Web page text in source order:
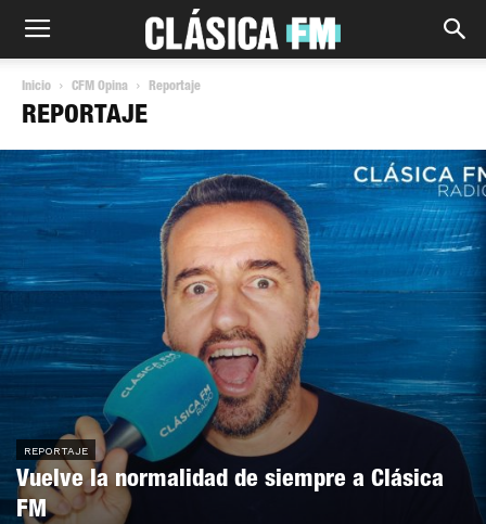
Inicio CFM Opina Reportaje
REPORTAJE
REPORTAJE
Vuelve la normalidad de siempre a Clásica
FM